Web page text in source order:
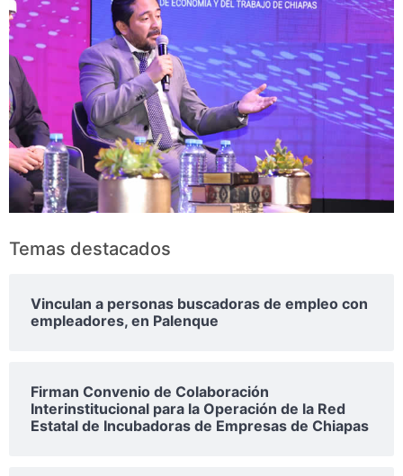
Temas destacados
Vinculan a personas buscadoras de empleo con
empleadores, en Palenque
Firman Convenio de Colaboración
Interinstitucional para la Operación de la Red
Estatal de Incubadoras de Empresas de Chiapas